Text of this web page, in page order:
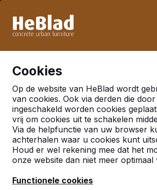
week 33. Houdt u daarom rekening met
Cookies
Op de website van HeBlad wordt
van cookies. Ook via derden die
ingeschakeld worden cookies
vrij om cookies uit te schakelen
Via de helpfunctie van uw browser
achterhalen waar u cookies kunt
Houd er wel rekening mee dat het
onze website dan niet meer optimaal
Functionele cookies
Al meer dan 30.000 producten
Multi-spellentafel Standaard